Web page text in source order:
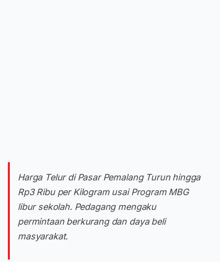
Harga Telur di Pasar Pemalang Turun hingga
Rp3 Ribu per Kilogram usai Program MBG
libur sekolah. Pedagang mengaku
permintaan berkurang dan daya beli
masyarakat.